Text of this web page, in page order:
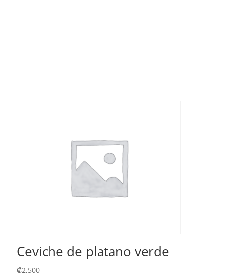
Ceviche de platano verde
₡2,500